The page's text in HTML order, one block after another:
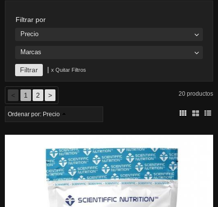
Filtrar por
Precio
Marcas
| x Quitar Filtros
< 1 2 > 20 productos
Ordenar por: Precio